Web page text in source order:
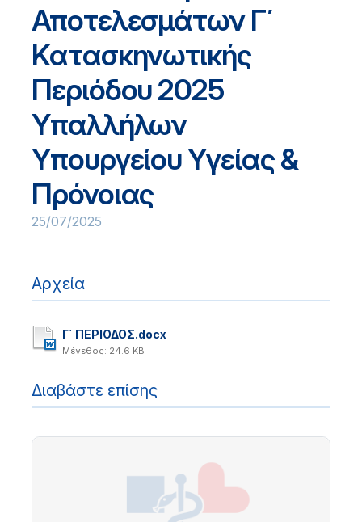
Αποτελεσμάτων Γ΄
Κατασκηνωτικής
Περιόδου 2025
Υπαλλήλων
Υπουργείου Υγείας &
Πρόνοιας
25/07/2025
Αρχεία
Γ΄ ΠΕΡΙΟΔΟΣ.docx
Μέγεθος: 24.6 KB
Διαβάστε επίσης